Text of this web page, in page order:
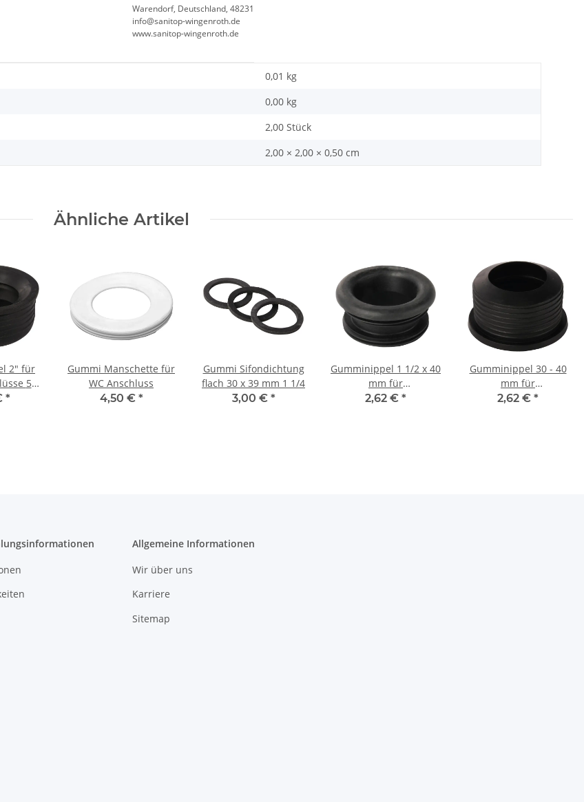
Warendorf, Deutschland, 48231
info@sanitop-wingenroth.de
www.sanitop-wingenroth.de
0,01 kg
0,00 kg
2,00 Stück
2,00 × 2,00 × 0,50 cm
Ähnliche Artikel
50 -
*
Gummi Manschette für
WC Anschluss
4,50 € *
Gummi Sifondichtung
flach 30 x 39 mm 1 1/4
3,00 € *
Gumminippel 1 1/2 x 40
mm für
Geruchverschlüsse
2,62 € *
Gumminippel 30 - 40
mm für
Geruchverschlüsse
2,62 € *
Allgemeine Informationen
Wir über uns
Karriere
Sitemap